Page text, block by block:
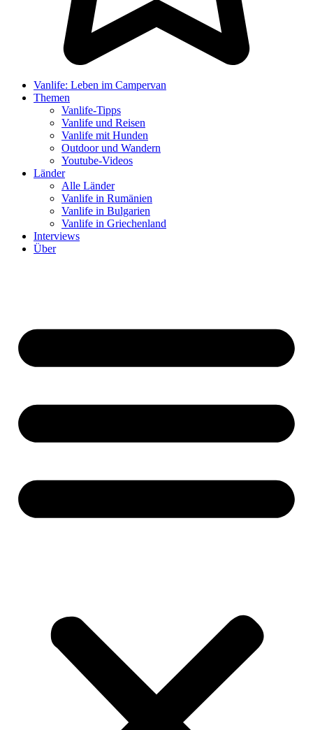
Vanlife: Leben im Campervan
Themen
Vanlife-Tipps
Vanlife und Reisen
Vanlife mit Hunden
Outdoor und Wandern
Youtube-Videos
Länder
Alle Länder
Vanlife in Rumänien
Vanlife in Bulgarien
Vanlife in Griechenland
Interviews
Über